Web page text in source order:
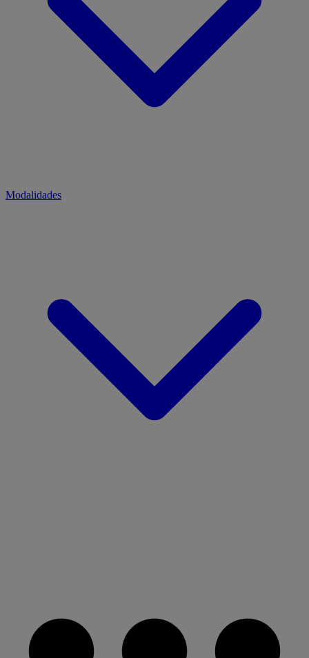
Modalidades